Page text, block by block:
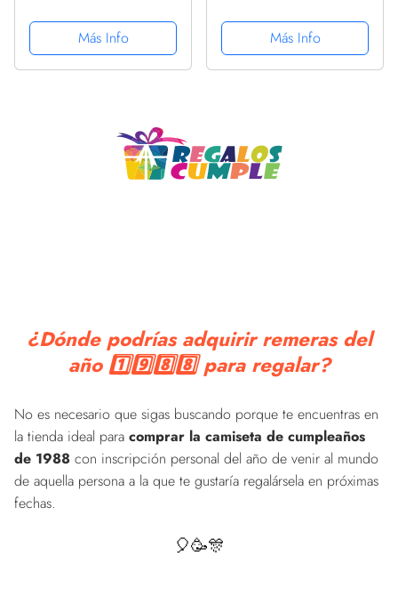
Más Info
Vintage 1988 Camiseta
Más Info
¿Dónde podrías adquirir remeras del
año 1️⃣9️⃣8️⃣8️⃣ para regalar?
No es necesario que sigas buscando porque te encuentras en
la tienda ideal para comprar la camiseta de cumpleaños
de 1988 con inscripción personal del año de venir al mundo
de aquella persona a la que te gustaría regalársela en próximas
fechas.
🎈🥳🎊